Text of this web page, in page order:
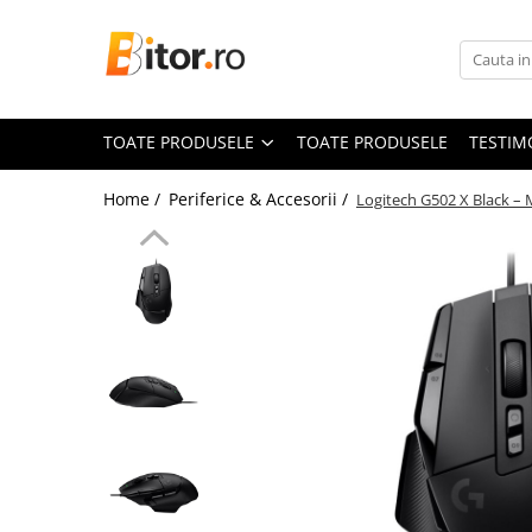
Toate Produsele
Laptop-uri Gaming
Laptop-uri Workstation
Laptop-uri Business
Desktop Business
Imprimante & Multifuncționale
Imprimanta Laser Color
TOATE PRODUSELE TOATE PRODUSELE
Home / Periferice & Accesorii / Logitech G502 X Black –